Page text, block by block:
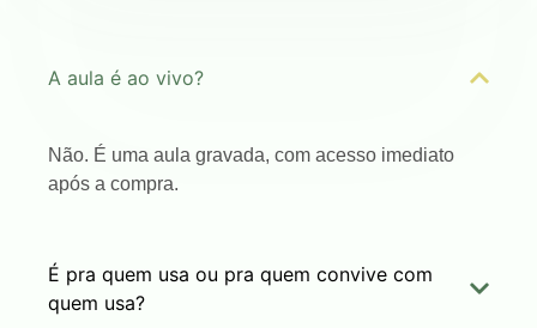
A aula é ao vivo?
Não. É uma aula gravada, com acesso imediato
após a compra.
É pra quem usa ou pra quem convive com
quem usa?